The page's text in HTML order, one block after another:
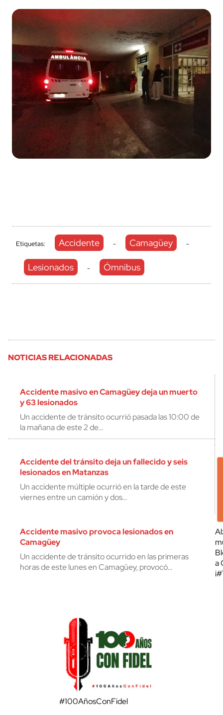
Etiquetas: Accidente - Camagüey -
Lesionados - Ómnibus
NOTICIAS RELACIONADAS
Accidente masivo en Camagüey deja un muerto
y 63 lesionados
Un accidente de tránsito ocurrió pasada las 10:00 de
la mañana de este 2 de…
Accidente del tránsito deja un fallecido y seis
lesionados en Matanzas
Un accidente múltiple ocurrió en la tarde de este
viernes entre un camión y dos…
Accidente masivo provoca lesionados en
Camagüey
Un accidente de tránsito ocurrido en las primeras
horas de este lunes en Camagüey, provocó…
a
#100AñosConFidel